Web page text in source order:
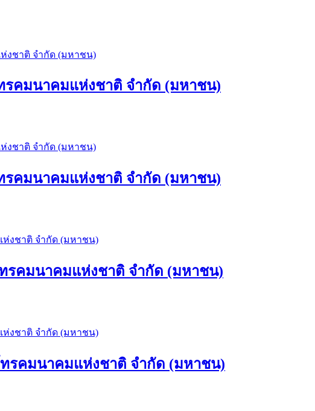
รคมนาคมแห่งชาติ จำกัด (มหาชน)
รคมนาคมแห่งชาติ จำกัด (มหาชน)
รคมนาคมแห่งชาติ จำกัด (มหาชน)
รคมนาคมแห่งชาติ จำกัด (มหาชน)